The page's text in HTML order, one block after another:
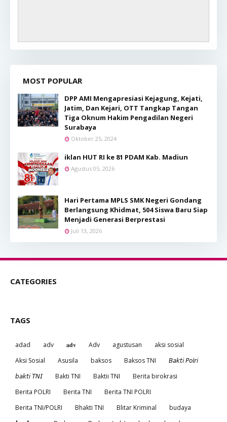
MOST POPULAR
DPP AMI Mengapresiasi Kejagung, Kejati,
Jatim, Dan Kejari, OTT Tangkap Tangan
Tiga Oknum Hakim Pengadilan Negeri
Surabaya
Oktober 25, 2024
iklan HUT RI ke 81 PDAM Kab. Madiun
Agustus 05, 2026
Hari Pertama MPLS SMK Negeri Gondang
Berlangsung Khidmat, 504 Siswa Baru Siap
Menjadi Generasi Berprestasi
Juli 13, 2026
CATEGORIES
TAGS
adad adv 𝐚𝐝𝐯 Adv agustusan
aksi sosial
Aksi Sosial
Asusila baksos Baksos TNI
𝘉𝘢𝘬𝘵𝘪 𝘗𝘰𝘭𝘳𝘪
𝘣𝘢𝘬𝘵𝘪 𝘛𝘕𝘐
Bakti TNI Baktii TNI
Berita birokrasi
Berita POLRI
Berita TNI
Berita TNI POLRI
Berita TNI/POLRI
Bhakti TNI Blitar Kriminal
budaya